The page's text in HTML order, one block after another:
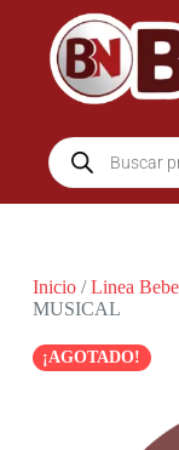
Inicio/Linea Bebe
MUSICAL
¡AGOTADO!